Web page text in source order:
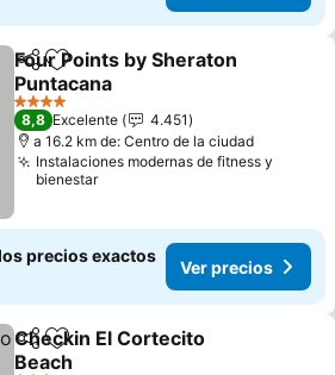
CompartirAgregar a favoritos
Four Points by Sheraton
Puntacana
Ver precios
4 Estrellas
8,8 Excelente
4.451
a 16.2 km de: Centro de la ciudad
Instalaciones modernas de fitness y
bienestar
precios exactos
Ver precios
CompartirAgregar a favoritos
Checkin El Cortecito
Beach